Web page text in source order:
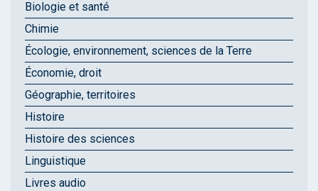
Biologie et santé
Chimie
Écologie, environnement, sciences de la Terre
Économie, droit
Géographie, territoires
Histoire
Histoire des sciences
Linguistique
Livres audio